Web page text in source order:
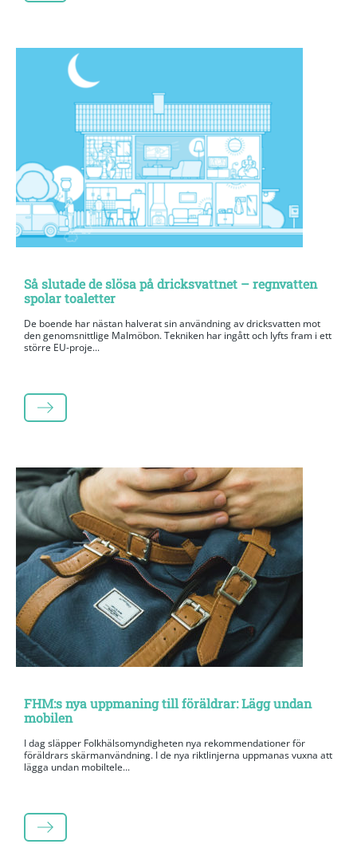
Så slutade de slösa på dricksvattnet – regnvatten
spolar toaletter
De boende har nästan halverat sin användning av dricksvatten mot
den genomsnittlige Malmöbon. Tekniken har ingått och lyfts fram i ett
större EU-proje...
LÄS MER
FHM:s nya uppmaning till föräldrar: Lägg undan
mobilen
I dag släpper Folkhälsomyndigheten nya rekommendationer för
föräldrars skärmanvändning. I de nya riktlinjerna uppmanas vuxna att
lägga undan mobiltele...
LÄS MER